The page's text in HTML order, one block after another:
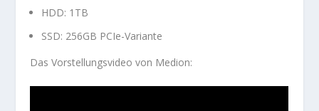
HDD: 1TB
SSD: 256GB PCIe-Variante
Das Vorstellungsvideo von Medion: